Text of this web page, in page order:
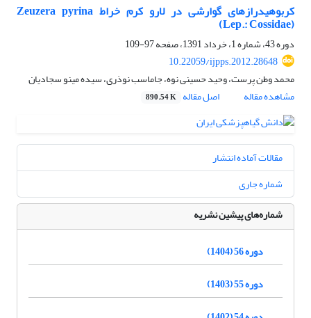
کربوهیدرازهای گوارشی در لارو کرم خراط Zeuzera pyrina
(Lep.: Cossidae)
دوره 43، شماره 1، خرداد 1391، صفحه
97-109
10.22059/ijpps.2012.28648
محمد وطن پرست، وحید حسینی نوه، جاماسب نوذری، سیده مینو سجادیان
مشاهده مقاله
اصل مقاله 890.54 K
مقالات آماده انتشار
شماره جاری
شماره‌های پیشین نشریه
دوره 56 (1404)
دوره 55 (1403)